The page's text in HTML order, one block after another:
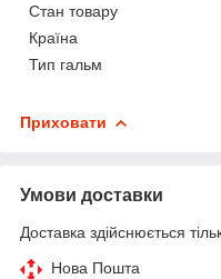
Стан товару
Країна
Тип гальм
Приховати
Умови доставки
Доставка здійснюється
Нова Пошта